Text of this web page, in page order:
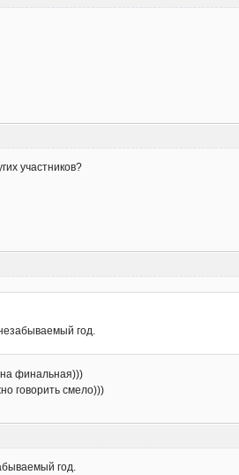
участников?
год.
финальная)))
говорить смело)))
год.